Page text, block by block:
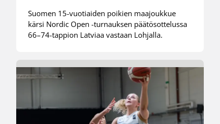
Suomen 15-vuotiaiden poikien maajoukkue
kärsi Nordic Open -turnauksen päätösottelussa
66–74-tappion Latviaa vastaan Lohjalla.